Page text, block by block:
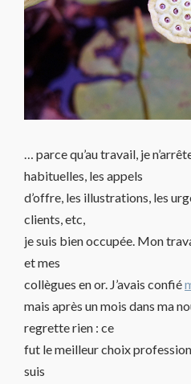
… parce qu’au travail, je
habituelles, les appels
d’offre, les illustrations, les
clients, etc,
je suis bien occupée. Mon
et mes
collègues en or. J’avais confié
mais après un mois dans ma
regrette rien : ce
fut le meilleur choix
suis